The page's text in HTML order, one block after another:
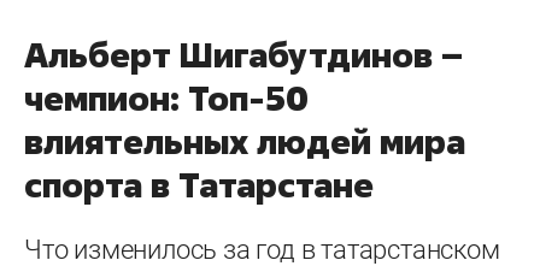
Альберт Шигабутдинов –
чемпион: Топ-50
влиятельных людей мира
спорта в Татарстане
Что изменилось за год в татарстанском